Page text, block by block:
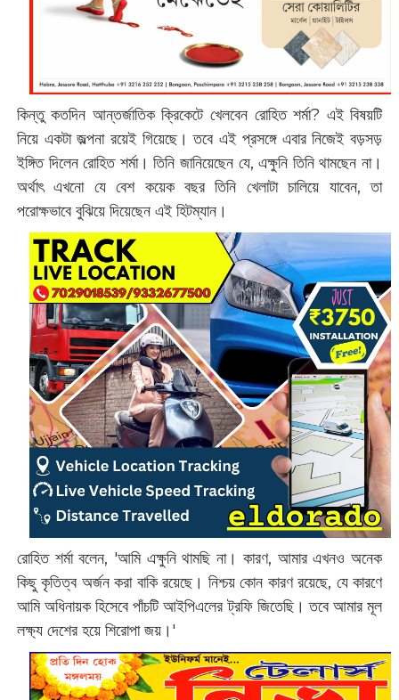
কিন্তু কতদিন আন্তর্জাতিক ক্রিকেটে খেলবেন রোহিত শর্মা? এই বিষয়টি
নিয়ে একটা জল্পনা রয়েই গিয়েছে। তবে এই প্রসঙ্গে এবার নিজেই বড়সড়
ইঙ্গিত দিলেন রোহিত শর্মা। তিনি জানিয়েছেন যে, এক্ষুনি তিনি থামছেন না।
অর্থাৎ এখনো যে বেশ কয়েক বছর তিনি খেলাটা চালিয়ে যাবেন, তা
পরোক্ষভাবে বুঝিয়ে দিয়েছেন এই হিটম্যান।
রোহিত শর্মা বলেন, 'আমি এক্ষুনি থামছি না। কারণ, আমার এখনও অনেক
কিছু কৃতিত্ব অর্জন করা বাকি রয়েছে। নিশ্চয় কোন কারণ রয়েছে, যে কারণে
আমি অধিনায়ক হিসেবে পাঁচটি আইপিএলের ট্রফি জিতেছি। তবে আমার মূল
লক্ষ্য দেশের হয়ে শিরোপা জয়।'